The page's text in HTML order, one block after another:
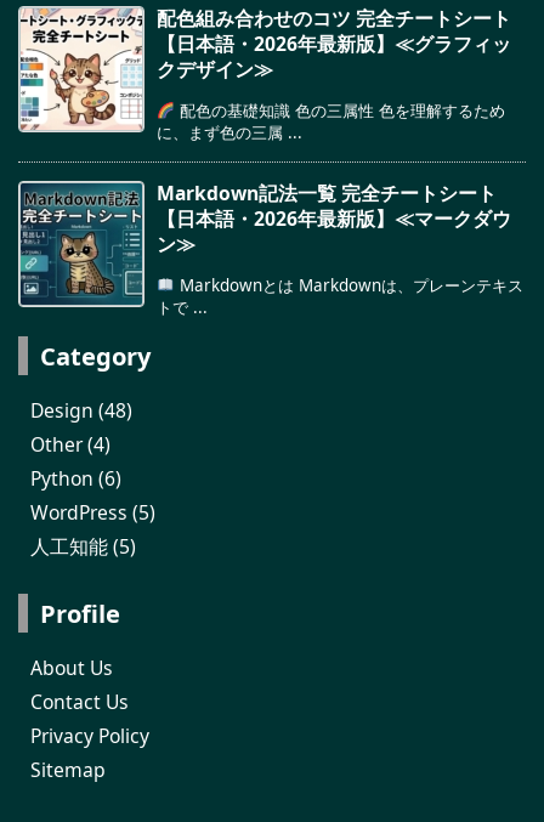
配色組み合わせのコツ 完全チートシート
【日本語・2026年最新版】≪グラフィッ
クデザイン≫
配色の基礎知識 色の三属性 色を理解するため
に、まず色の三属 ...
Markdown記法一覧 完全チートシート
【日本語・2026年最新版】≪マークダウ
ン≫
Markdownとは Markdownは、プレーンテキス
トで ...
Category
Design (48)
Other(4)
Python (6)
WordPress (5)
人工知能(5)
Profile
About Us
Contact Us
Privacy Policy
Sitemap